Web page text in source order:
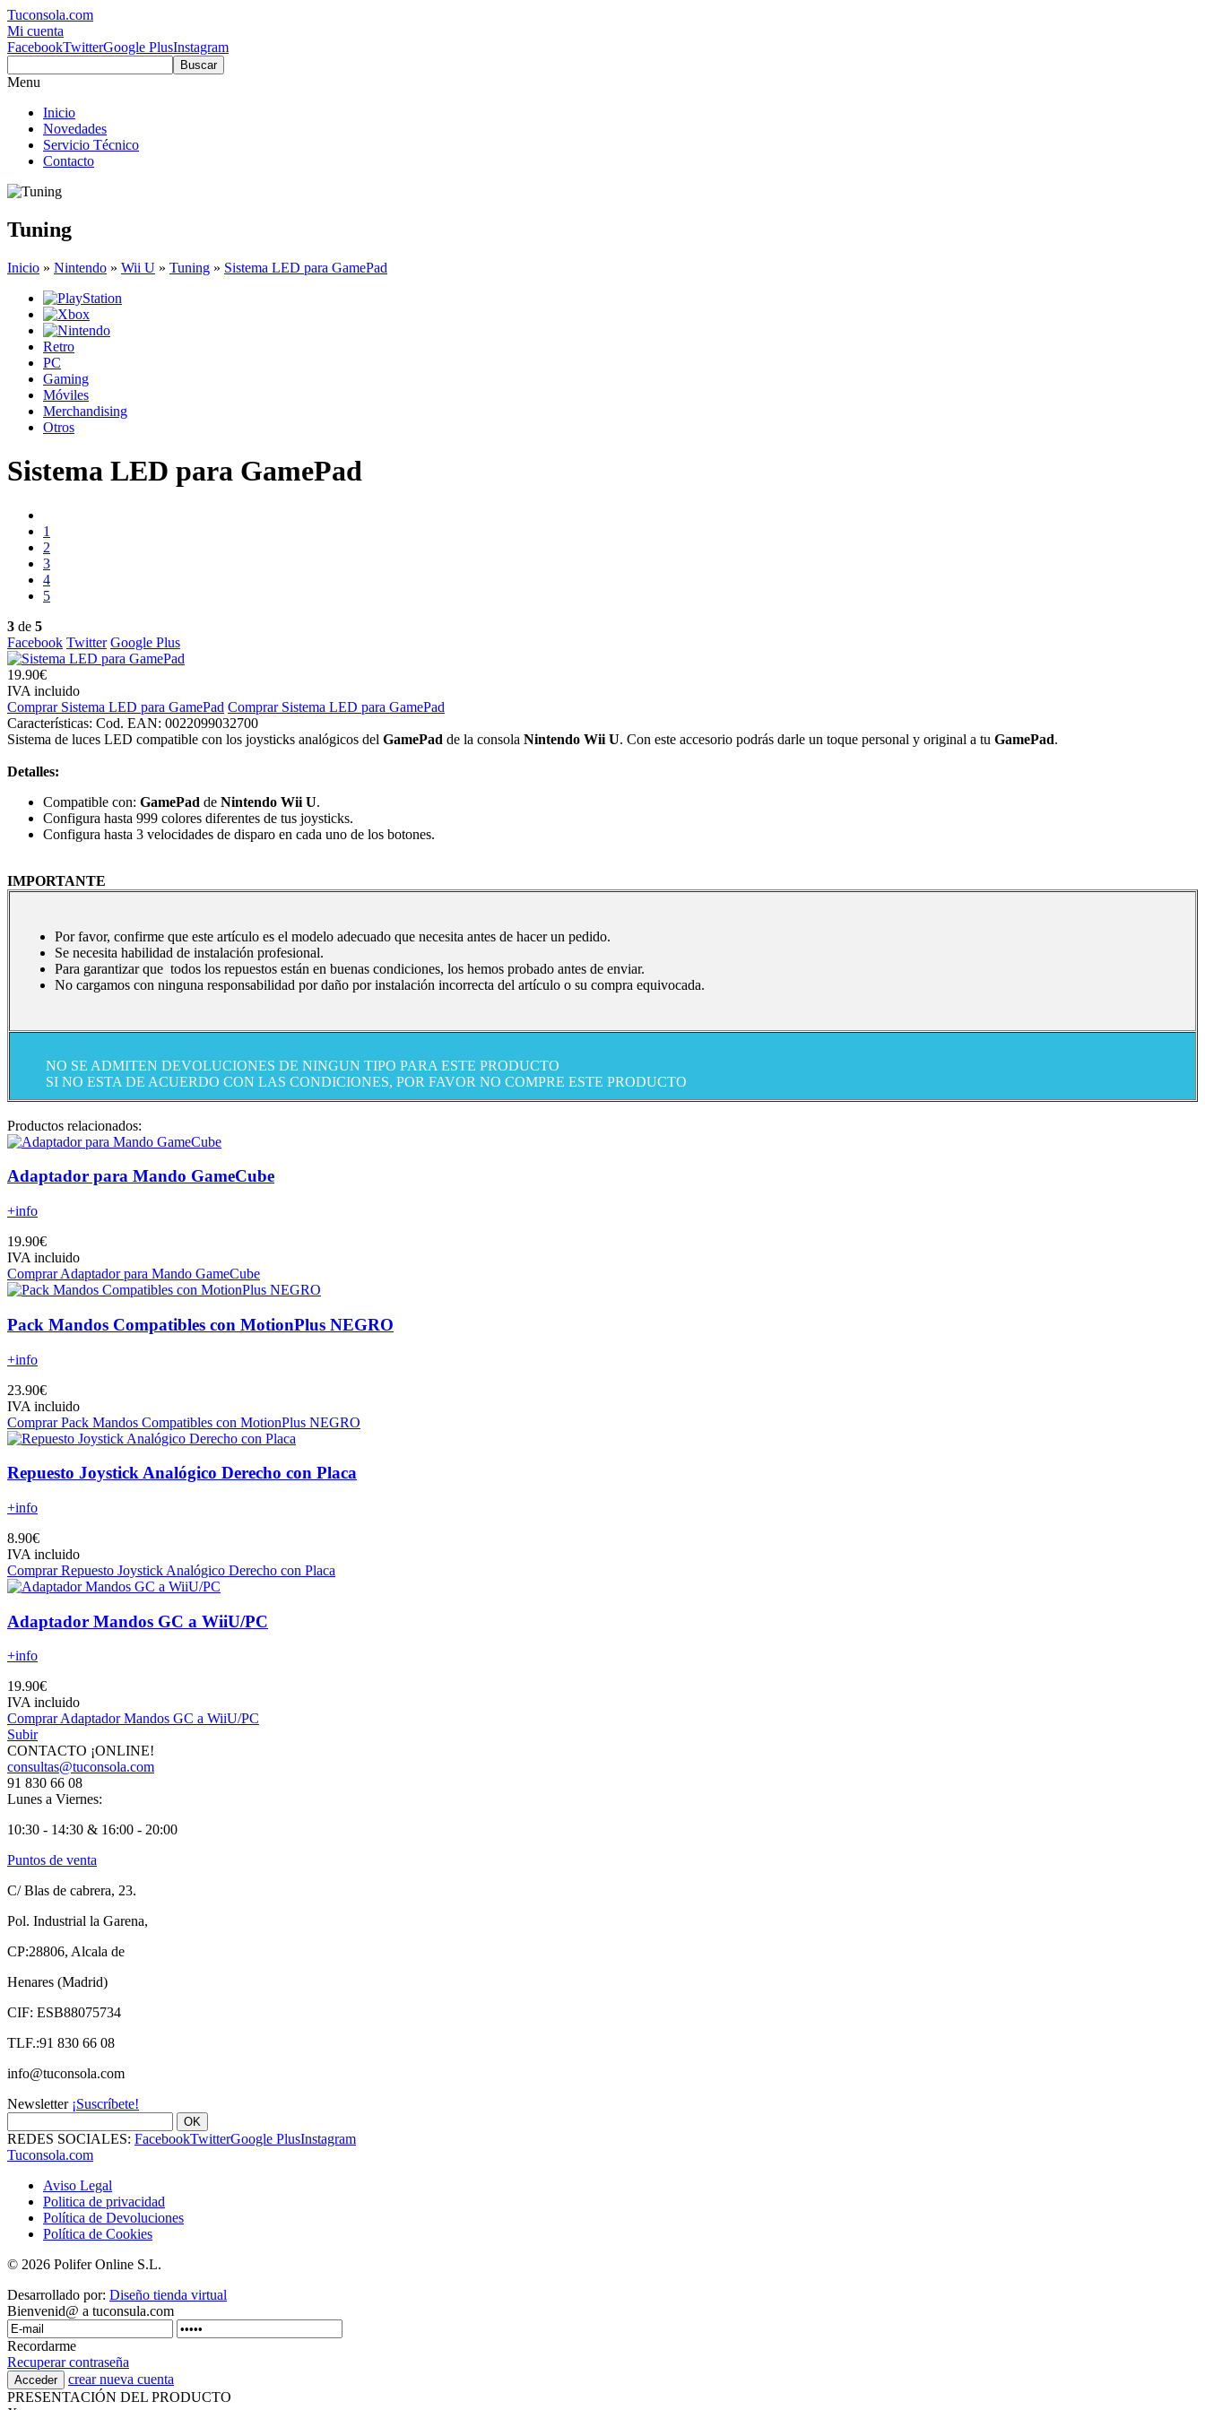
Tuconsola.com
Mi cuenta
FacebookTwitterGoogle PlusInstagram
Buscar
Menu
Inicio
Novedades
Servicio Técnico
Contacto
Tuning
Inicio » Nintendo » Wii U » Tuning » Sistema LED para GamePad
Retro
PC
Gaming
Móviles
Merchandising
Otros
Sistema LED para GamePad
1
2
3
4
5
3 de 5
Facebook Twitter Google Plus
19.90€
IVA incluido
Comprar Sistema LED para GamePad Comprar Sistema LED para GamePad
Características: Cod. EAN: 0022099032700
Sistema de luces LED compatible con los joysticks analógicos del GamePad de la consola Nintendo Wii U. Con este accesorio podrás darle un toque personal y original a tu GamePad.
Detalles:
Compatible con: GamePad de Nintendo Wii U.
Configura hasta 999 colores diferentes de tus joysticks.
Configura hasta 3 velocidades de disparo en cada uno de los botones.
IMPORTANTE
Por favor, confirme que este artículo es el modelo adecuado que necesita antes de hacer un pedido.
Se necesita habilidad de instalación profesional.
Para garantizar que todos los repuestos están en buenas condiciones, los hemos probado antes de enviar.
No cargamos con ninguna responsabilidad por daño por instalación incorrecta del artículo o su compra equivocada.
NO SE ADMITEN DEVOLUCIONES DE NINGUN TIPO PARA ESTE PRODUCTO
SI NO ESTA DE ACUERDO CON LAS CONDICIONES, POR FAVOR NO COMPRE ESTE PRODUCTO
Productos relacionados:
Adaptador para Mando GameCube
+info
19.90€
IVA incluido
Comprar Adaptador para Mando GameCube
Pack Mandos Compatibles con MotionPlus NEGRO
+info
23.90€
IVA incluido
Comprar Pack Mandos Compatibles con MotionPlus NEGRO
Repuesto Joystick Analógico Derecho con Placa
+info
8.90€
IVA incluido
Comprar Repuesto Joystick Analógico Derecho con Placa
Adaptador Mandos GC a WiiU/PC
+info
19.90€
IVA incluido
Comprar Adaptador Mandos GC a WiiU/PC
Subir
CONTACTO ¡ONLINE!
consultas@tuconsola.com
91 830 66 08
Lunes a Viernes:
10:30 - 14:30 & 16:00 - 20:00
Puntos de venta
C/ Blas de cabrera, 23.
Pol. Industrial la Garena,
CP:28806, Alcala de
Henares (Madrid)
CIF: ESB88075734
TLF.:91 830 66 08
info@tuconsola.com
Newsletter ¡Suscríbete!
OK
REDES SOCIALES: FacebookTwitterGoogle PlusInstagram
Tuconsola.com
Aviso Legal
Politica de privacidad
Política de Devoluciones
Política de Cookies
© 2026 Polifer Online S.L.
Desarrollado por: Diseño tienda virtual
Bienvenid@ a tuconsula.com
Recordarme
Recuperar contraseña
crear nueva cuenta
PRESENTACIÓN DEL PRODUCTO